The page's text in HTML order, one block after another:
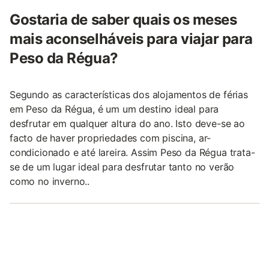
Gostaria de saber quais os meses
mais aconselháveis para viajar para
Peso da Régua?
Segundo as características dos alojamentos de férias
em Peso da Régua, é um um destino ideal para
desfrutar em qualquer altura do ano. Isto deve-se ao
facto de haver propriedades com piscina, ar-
condicionado e até lareira. Assim Peso da Régua trata-
se de um lugar ideal para desfrutar tanto no verão
como no inverno..